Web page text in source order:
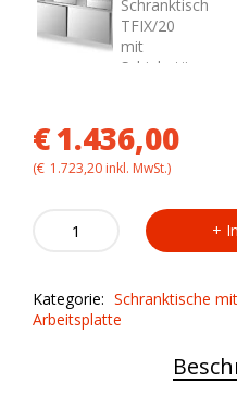
€1.436,00
(€ 1.723,20 inkl. MwSt.)
TFIX/20
und
4
Kategorie: Schranktische
Arbeitsplatte